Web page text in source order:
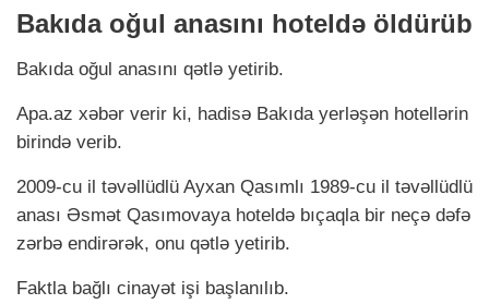
Bakıda oğul anasını hoteldə öldürüb
Bakıda oğul anasını qətlə yetirib.
Apa.az xəbər verir ki, hadisə Bakıda yerləşən hotellərin
birində verib.
2009-cu il təvəllüdlü Ayxan Qasımlı 1989-cu il təvəllüdlü
anası Əsmət Qasımovaya hoteldə bıçaqla bir neçə dəfə
zərbə endirərək, onu qətlə yetirib.
Faktla bağlı cinayət işi başlanılıb.